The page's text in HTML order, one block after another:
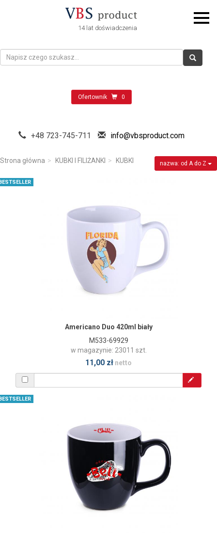
14 lat doświadczenia
Ofertownik 0
+48 723-745-711 info@vbsproduct.com
Strona główna KUBKI I FILIŻANKI KUBKI nazwa: od A do Z
Americano Duo 420ml biały
M533-69929
w magazynie: 23011 szt.
11,00 zł netto